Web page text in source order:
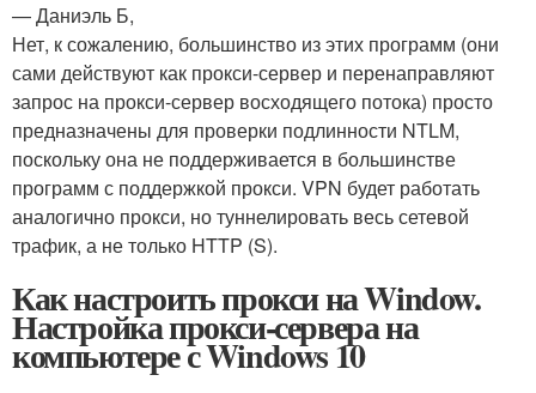
— Даниэль Б,
Нет, к сожалению, большинство из этих программ (они
сами действуют как прокси-сервер и перенаправляют
запрос на прокси-сервер восходящего потока) просто
предназначены для проверки подлинности NTLM,
поскольку она не поддерживается в большинстве
программ с поддержкой прокси. VPN будет работать
аналогично прокси, но туннелировать весь сетевой
трафик, а не только HTTP (S).
Как настроить прокси на Window.
Настройка прокси-сервера на
компьютере с Windows 10